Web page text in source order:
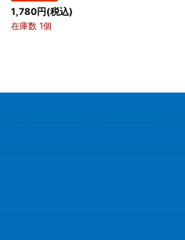
1,780円(税込)
在庫数 1個